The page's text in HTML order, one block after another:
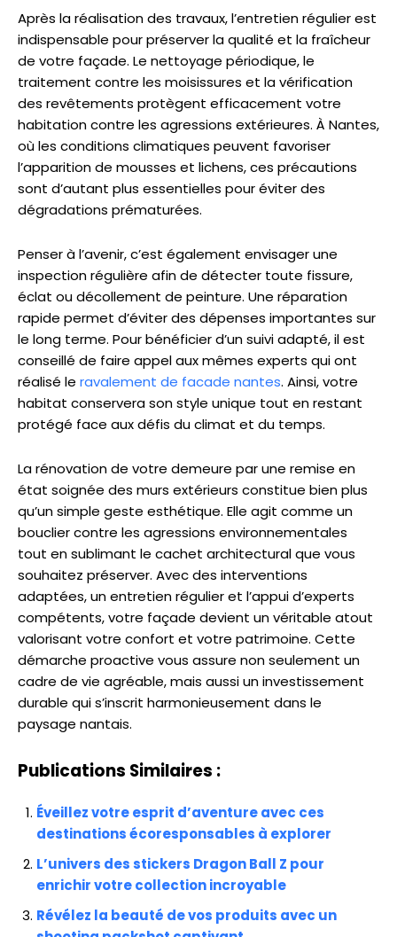
Après la réalisation des travaux, l’entretien régulier est
indispensable pour préserver la qualité et la fraîcheur
de votre façade. Le nettoyage périodique, le
traitement contre les moisissures et la vérification
des revêtements protègent efficacement votre
habitation contre les agressions extérieures. À Nantes,
où les conditions climatiques peuvent favoriser
l’apparition de mousses et lichens, ces précautions
sont d’autant plus essentielles pour éviter des
dégradations prématurées.
Penser à l’avenir, c’est également envisager une
inspection régulière afin de détecter toute fissure,
éclat ou décollement de peinture. Une réparation
rapide permet d’éviter des dépenses importantes sur
le long terme. Pour bénéficier d’un suivi adapté, il est
conseillé de faire appel aux mêmes experts qui ont
réalisé le ravalement de facade nantes. Ainsi, votre
habitat conservera son style unique tout en restant
protégé face aux défis du climat et du temps.
La rénovation de votre demeure par une remise en
état soignée des murs extérieurs constitue bien plus
qu’un simple geste esthétique. Elle agit comme un
bouclier contre les agressions environnementales
tout en sublimant le cachet architectural que vous
souhaitez préserver. Avec des interventions
adaptées, un entretien régulier et l’appui d’experts
compétents, votre façade devient un véritable atout
valorisant votre confort et votre patrimoine. Cette
démarche proactive vous assure non seulement un
cadre de vie agréable, mais aussi un investissement
durable qui s’inscrit harmonieusement dans le
paysage nantais.
Publications Similaires :
Éveillez votre esprit d’aventure avec ces
destinations écoresponsables à explorer
L’univers des stickers Dragon Ball Z pour
enrichir votre collection incroyable
Révélez la beauté de vos produits avec un